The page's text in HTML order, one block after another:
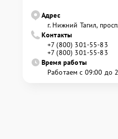
Адрес
г. Нижний Тагил,
Контакты
+7 (800) 301-55-83
+7 (800) 301-55-83
Время работы
Работаем с 09:00 до